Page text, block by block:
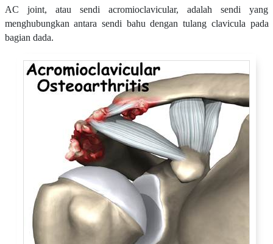
AC joint, atau sendi acromioclavicular, adalah sendi yang
menghubungkan antara sendi bahu dengan tulang clavicula pada
bagian dada.